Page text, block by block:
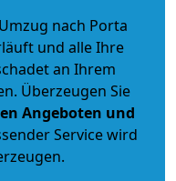
nach Porta
und alle Ihre
an Ihrem
Überzeugen Sie
Angeboten und
Service wird